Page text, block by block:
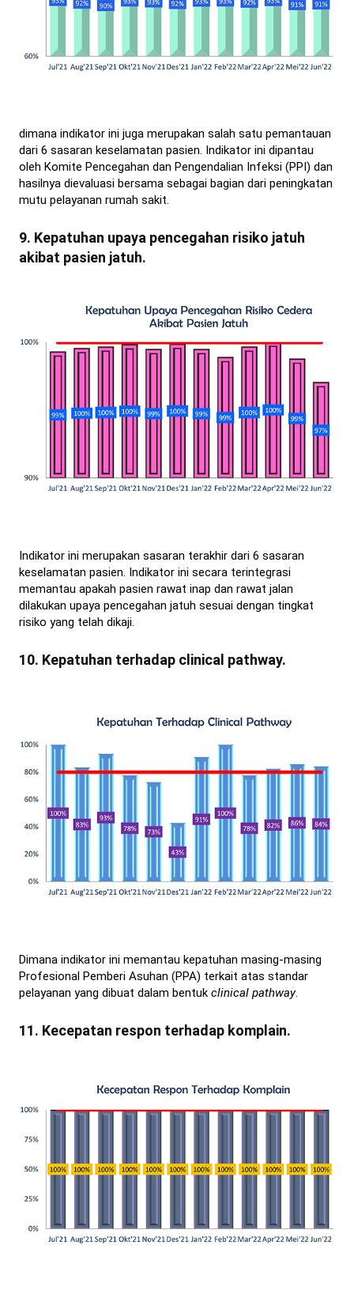
dimana indikator ini juga merupakan salah satu pemantauan
dari 6 sasaran keselamatan pasien. Indikator ini dipantau
oleh Komite Pencegahan dan Pengendalian Infeksi (PPI) dan
hasilnya dievaluasi bersama sebagai bagian dari peningkatan
mutu pelayanan rumah sakit.
9. Kepatuhan upaya pencegahan risiko jatuh
akibat pasien jatuh.
Indikator ini merupakan sasaran terakhir dari 6 sasaran
keselamatan pasien. Indikator ini secara terintegrasi
memantau apakah pasien rawat inap dan rawat jalan
dilakukan upaya pencegahan jatuh sesuai dengan tingkat
risiko yang telah dikaji.
10. Kepatuhan terhadap clinical pathway.
Dimana indikator ini memantau kepatuhan masing-masing
Profesional Pemberi Asuhan (PPA) terkait atas standar
pelayanan yang dibuat dalam bentuk clinical pathway.
11. Kecepatan respon terhadap komplain.